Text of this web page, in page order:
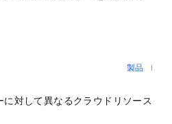
製品
対して異なるクラウドリソース